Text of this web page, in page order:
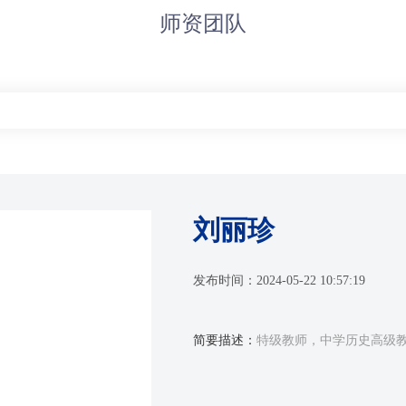
师资团队
刘丽珍
发布时间： 2024-05-22 10:57:19
简要描述： 特级教师，中学历史高级